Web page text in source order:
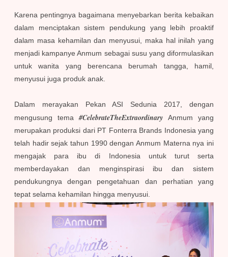
Karena pentingnya bagaimana menyebarkan berita kebaikan
dalam menciptakan sistem pendukung yang lebih proaktif
dalam masa kehamilan dan menyusui, maka hal inilah yang
menjadi kampanye Anmum sebagai susu yang diformulasikan
untuk wanita yang berencana berumah tangga, hamil,
menyusui juga produk anak.
Dalam merayakan Pekan ASI Sedunia 2017, dengan
mengusung tema#CelebrateTheExtraordinary
Anmum yang
merupakan produksi dari PT Fonterra Brands Indonesia yang
telah hadir sejak tahun 1990 dengan Anmum Materna nya ini
mengajak para ibu di Indonesia untuk turut serta
memberdayakan dan menginspirasi ibu dan sistem
pendukungnya dengan pengetahuan dan perhatian yang
tepat selama kehamilan hingga menyusui.